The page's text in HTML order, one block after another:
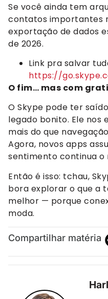
Se você ainda tem
contatos importantes
exportação de dados
de 2026.
Link pra salvar
https://
O fim… mas com
O Skype pode ter
legado bonito. Ele nos
mais do que
Agora, novos apps
sentimento continua o
Então é isso: tchau,
bora explorar o que a
melhor — porque
moda.
Compartilhar matéria